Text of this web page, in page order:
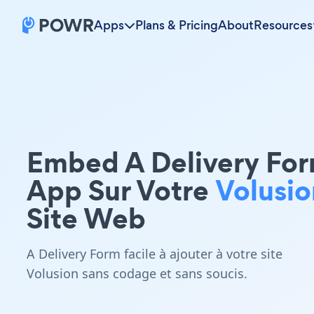
Apps Plans & PricingAboutResources
Embed A Delivery
App Sur Votre
Site Web
A Delivery Form facile à ajouter à votre site
Volusion sans codage et sans soucis.